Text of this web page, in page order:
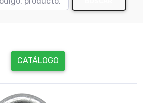
CATÁLOGO